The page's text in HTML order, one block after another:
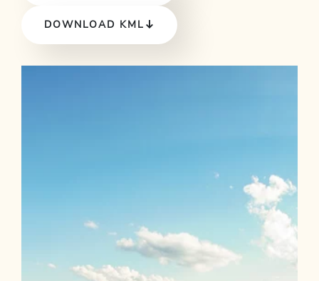
DOWNLOAD KML